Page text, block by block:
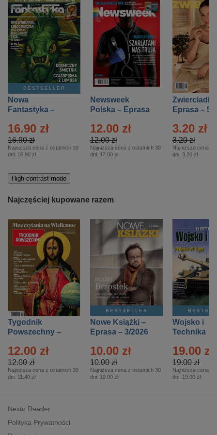
BESTSELLER
Nowa
Fantastyka –
16.90 zł
16.90 zł
Najniższa cena z ostatnich 30
dni: 16.90 zł
Newsweek
Polska – Eprasa
12.00 zł
12.00 zł
Najniższa cena z ostatnich 30
dni: 12.00 zł
Zwierciadło
Eprasa – 5/
3.20 zł
3.20 zł
Najniższa cena z
dni: 3.20 zł
High-contrast mode
Najczęściej kupowane razem
Tygodnik
Powszechny –
12.00 zł
12.00 zł
Najniższa cena z ostatnich 30
dni: 11.40 zł
BESTSELLER
Nowe Książki –
Eprasa – 3/2026
10.00 zł
10.00 zł
Najniższa cena z ostatnich 30
dni: 10.00 zł
Wojsko i
Technika
– 2/2026
19.00 zł
19.00 zł
Najniższa cena z
dni: 19.00 zł
Nexto Reader
Polityka Prywatności